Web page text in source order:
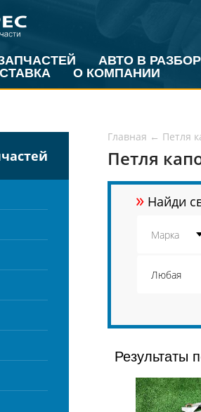
АВТО В РАЗБОР
О КОМПАНИИ
Главная ← Петля
Петля
» Найди
Результаты